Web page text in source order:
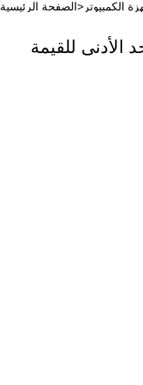
كمبيوتر محمول (من الحد الأدنى للقيمة
الصفحة الرئيسية> الكمبيوتر